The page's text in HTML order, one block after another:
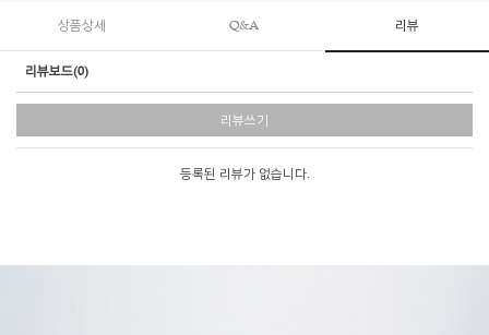
상품상세 Q&A 리뷰
리뷰보드(0)
리뷰쓰기
등록된 리뷰가 없습니다.